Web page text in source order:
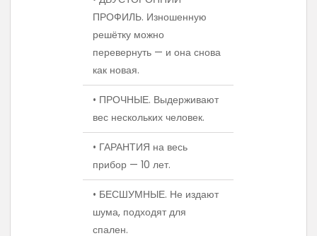
ПРОФИЛЬ. Изношенную
решётку можно
перевернуть — и она снова
как новая.
• ПРОЧНЫЕ. Выдерживают
вес нескольких человек.
• ГАРАНТИЯ на весь
прибор — 10 лет.
• БЕСШУМНЫЕ. Не издают
шума, подходят для
спален.